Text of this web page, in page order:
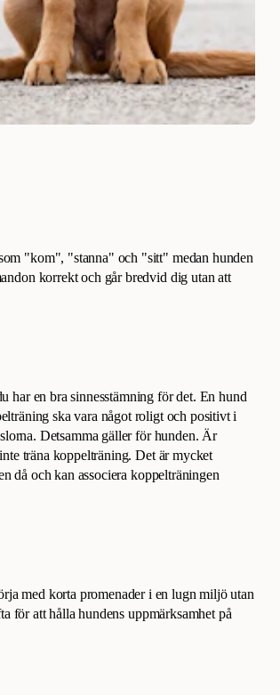
"kom", "stanna" och "sitt" medan hunden
korrekt och går bredvid dig utan att
har en bra sinnesstämning för det. En hund
ska vara något roligt och positivt i
Detsamma gäller för hunden. Är
träna koppelträning. Det är mycket
då och kan associera koppelträningen
med korta promenader i en lugn miljö utan
för att hålla hundens uppmärksamhet på